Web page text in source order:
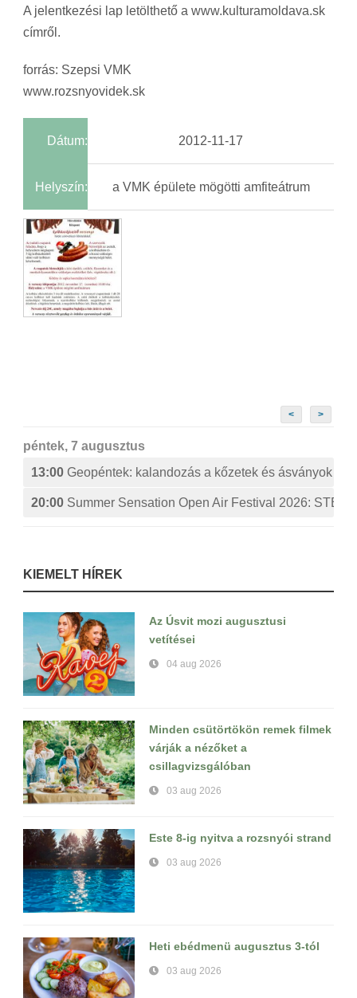
A jelentkezési lap letölthető a www.kulturamoldava.sk
címről.
forrás: Szepsi VMK
www.rozsnyovidek.sk
Dátum: 2012-11-17
Helyszín: a VMK épülete mögötti amfiteátrum
< >
péntek, 7 augusztus
13:00 Geopéntek: kalandozás a kőzetek és ásványok
20:00 Summer Sensation Open Air Festival 2026:
KIEMELT HÍREK
Az Úsvit mozi augusztusi
vetítései
04 aug 2026
Minden csütörtökön remek filmek
várják a nézőket a
csillagvizsgálóban
03 aug 2026
Este 8-ig nyitva a rozsnyói strand
03 aug 2026
Heti ebédmenü augusztus 3-tól
03 aug 2026